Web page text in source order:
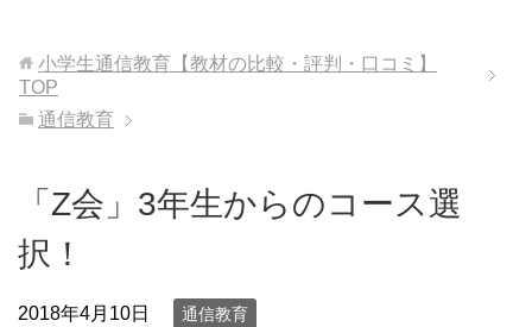
小学生通信教育【教材の比較・評判・口コミ】
TOP
通信教育
「Z会」3年生からのコース選
択！
2018年4月10日 通信教育